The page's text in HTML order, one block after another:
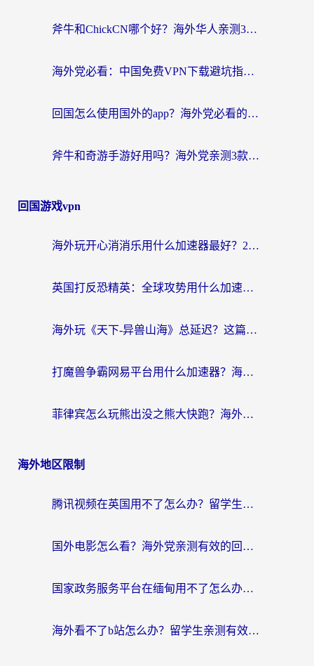
斧牛和ChickCN哪个好？海外华人亲测3款回国加速器+免费试用攻略
海外党必看：中国免费VPN下载避坑指南 + 无缝访问国内资源的终极方案
回国怎么使用国外的app？海外党必看的无缝访问国内资源全攻略
斧牛和奇游手游好用吗？海外党亲测3款回国加速器，选对才能无缝刷国内资源
回国游戏vpn
海外玩开心消消乐用什么加速器最好？2026真实体验指南，告别延迟卡顿
英国打反恐精英：全球攻势用什么加速器？2026年实测有效的国服游戏加速指南
海外玩《天下-异兽山海》总延迟？这篇延迟加速器指南帮你告别卡顿（附日本玩Sky光·遇最高警戒解决方案）
打魔兽争霸网易平台用什么加速器？海外党亲测有效的国服游戏加速指南
菲律宾怎么玩熊出没之熊大快跑？海外党国服游戏加速终极攻略（附3款热门游戏实测）
海外地区限制
腾讯视频在英国用不了怎么办？留学生亲测有效的回国加速器指南
国外电影怎么看？海外党亲测有效的回国加速器选择指南
国家政务服务平台在缅甸用不了怎么办？海外华人必看的回国加速全攻略
海外看不了b站怎么办？留学生亲测有效的回国加速器选择攻略，解决豆瓣音乐、美团外卖难题